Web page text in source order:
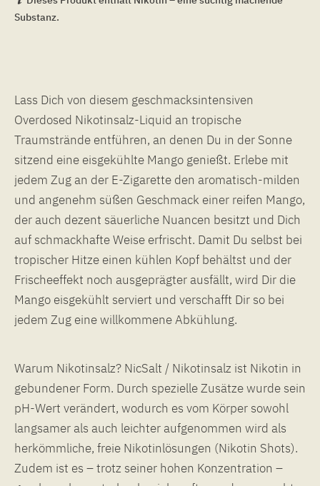
Substanz.
Lass Dich von diesem geschmacksintensiven
Overdosed Nikotinsalz-Liquid an tropische
Traumstrände entführen, an denen Du in der Sonne
sitzend eine eisgekühlte Mango genießt. Erlebe mit
jedem Zug an der E-Zigarette den aromatisch-milden
und angenehm süßen Geschmack einer reifen Mango,
der auch dezent säuerliche Nuancen besitzt und Dich
auf schmackhafte Weise erfrischt. Damit Du selbst bei
tropischer Hitze einen kühlen Kopf behältst und der
Frischeeffekt noch ausgeprägter ausfällt, wird Dir die
Mango eisgekühlt serviert und verschafft Dir so bei
jedem Zug eine willkommene Abkühlung.
Warum Nikotinsalz? NicSalt / Nikotinsalz ist Nikotin in
gebundener Form. Durch spezielle Zusätze wurde sein
pH-Wert verändert, wodurch es vom Körper sowohl
langsamer als auch leichter aufgenommen wird als
herkömmliche, freie Nikotinlösungen (Nikotin Shots).
Zudem ist es – trotz seiner hohen Konzentration –